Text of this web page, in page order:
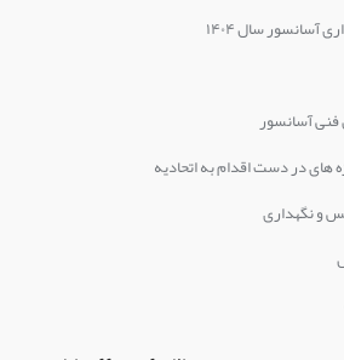
سال ۱۴۰۴
آسانسور
های در دست اقدام به اتحادیه
و نگهداری